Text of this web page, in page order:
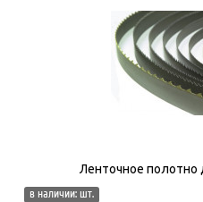
Ленточное полотно
в наличии: шт.